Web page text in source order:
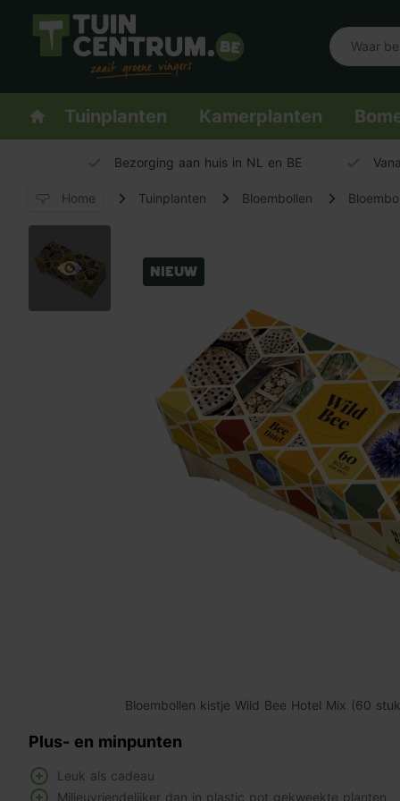
Logo Tuincentrum.be
Homepage
Tuinplanten Kamerplanten
Bezorging aan huis in NL en BE
Home Tuinplanten Bloembollen
Nieuw
Bloembollen kistje Wild Bee Hotel Mix (60
Plus- en minpunten
Leuk als cadeau
Milieuvriendelijker dan in plastic pot gekweekte planten